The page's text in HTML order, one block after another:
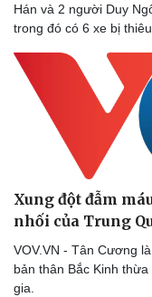
Thể thao
Bóng đá
Lịch thi đấu bóng đá
Thế giới thể thao
Hán và 2 người Duy
trong đó có 6 xe bị thiêu
Xung đột đẫm
nhối của Trung
VOV.VN - Tân Cương
bản thân Bắc Kinh
gia.